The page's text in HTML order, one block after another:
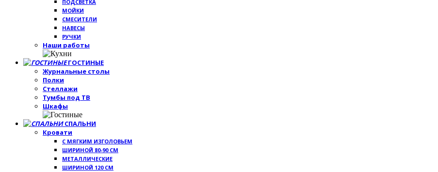
ПОДСВЕТКА
МОЙКИ
СМЕСИТЕЛИ
НАВЕСЫ
РУЧКИ
Наши работы
ГОСТИНЫЕ
Журнальные столы
Полки
Стеллажи
Тумбы под ТВ
Шкафы
СПАЛЬНИ
Кровати
С МЯГКИМ ИЗГОЛОВЬЕМ
ШИРИНОЙ 80-90 СМ
МЕТАЛЛИЧЕСКИЕ
ШИРИНОЙ 120 СМ